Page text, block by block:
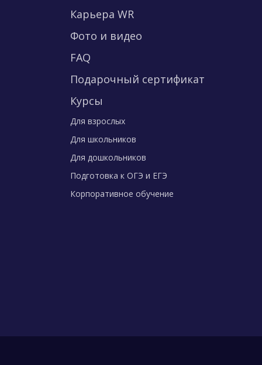
Карьера WR
Фото и видео
FAQ
Подарочный сертификат
Курсы
Для взрослых
Для школьников
Для дошкольников
Подготовка к ОГЭ и ЕГЭ
Корпоративное обучение